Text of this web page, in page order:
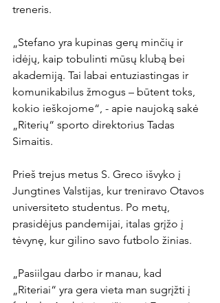
treneris.
„Stefano yra kupinas gerų minčių ir
idėjų, kaip tobulinti mūsų klubą bei
akademiją. Tai labai entuziastingas ir
komunikabilus žmogus – būtent toks,
kokio ieškojome“, - apie naujoką sakė
„Riterių“ sporto direktorius Tadas
Simaitis.
Prieš trejus metus S. Greco išvyko į
Jungtines Valstijas, kur treniravo Otavos
universiteto studentus. Po metų,
prasidėjus pandemijai, italas grįžo į
tėvynę, kur gilino savo futbolo žinias.
„Pasiilgau darbo ir manau, kad
„Riteriai“ yra gera vieta man sugrįžti į